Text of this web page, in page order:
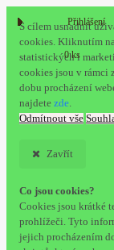
S cílem usnadnit
cookies. Kliknutím
statistických i
cookies jsou v rámci
dobu procházení
najdete zde.
Odmítnout vše
Zavřít
Co jsou cookies?
Cookies jsou krátké
prohlížeči. Tyto
jejich procházením
Přihlášení
0 ks